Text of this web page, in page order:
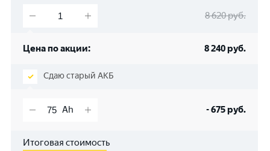
8 620руб.
Цена по акции: 8 240руб.
Сдаю старый АКБ
-675руб.
Итоговая стоимость